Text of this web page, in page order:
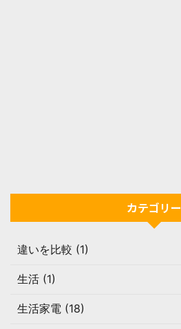
カテゴリー
違いを比較 (1)
生活 (1)
生活家電 (18)